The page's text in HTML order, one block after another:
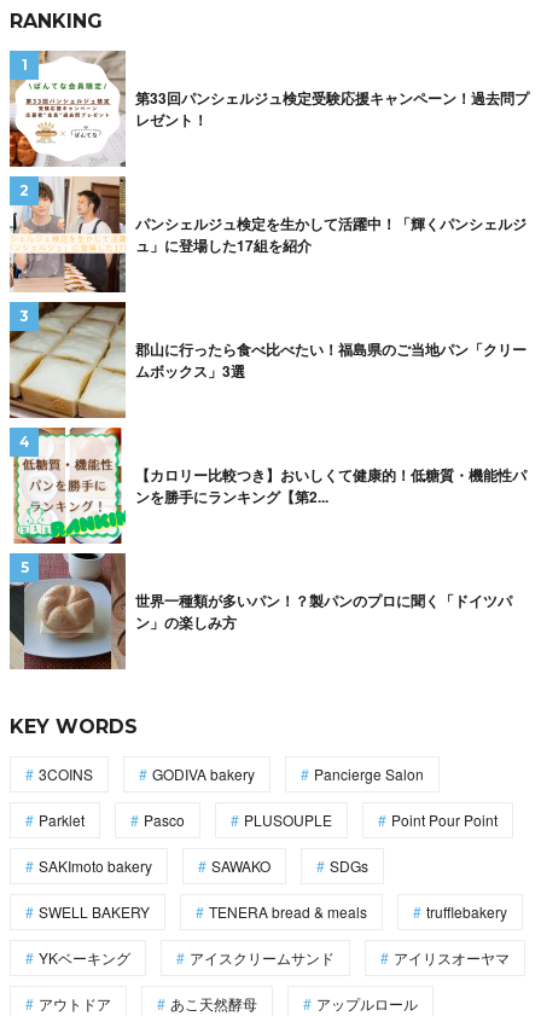
RANKING
第33回パンシェルジュ検定受験応援キャンペーン！過去問プ
レゼント！
パンシェルジュ検定を生かして活躍中！「輝くパンシェルジ
ュ」に登場した17組を紹介
郡山に行ったら食べ比べたい！福島県のご当地パン「クリー
ムボックス」3選
【カロリー比較つき】おいしくて健康的！低糖質・機能性パ
ンを勝手にランキング【第2...
世界一種類が多いパン！？製パンのプロに聞く「ドイツパ
ン」の楽しみ方
KEY WORDS
3COINS GODIVA bakery Pancierge Salon
Parklet Pasco PLUSOUPLE Point Pour Point
SAKImoto bakery SAWAKO SDGs
SWELL BAKERY TENERA bread & meals trufflebakery
YKベーキング アイスクリームサンド アイリスオーヤマ
アウトドア あこ天然酵母 アップルロール